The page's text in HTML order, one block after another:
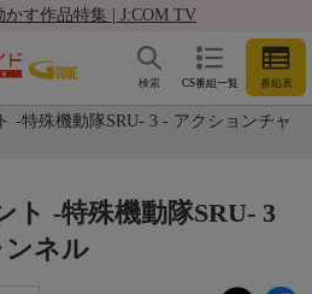
かす作品特集 | J:COM TV
CS番組一覧 番組表
検索
-特殊機動隊SRU- 3 - アクションチャ
ト -特殊機動隊SRU- 3
ネル